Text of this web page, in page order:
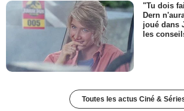
"Tu dois
Dern
joué dans
les
Toutes les actus Ciné &